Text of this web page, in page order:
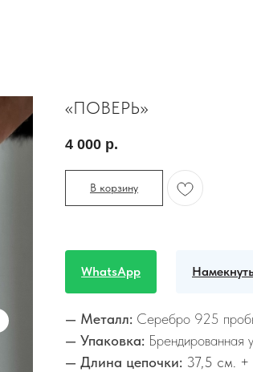
«ПОВЕРЬ»
4 000 р.
В корзину
WhatsApp
— Металл: Серебро 925
— Упаковка: Брендированная
— Длина цепочки: 37,5 см. +